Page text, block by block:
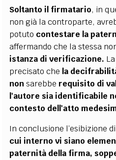
Soltanto il firmatario, in
non già la controparte,
potuto contestare la
affermando che la stessa
istanza di verificazione.
precisato che la
nonsarebbe requisito di
l'autore sia identificabile
contesto dell'atto
In conclusione l’esibizione
cui interno vi siano
paternità della firma,